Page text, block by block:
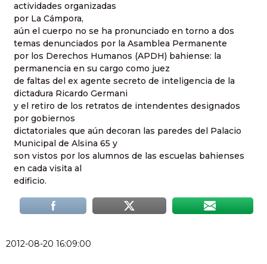
actividades organizadas
por La Cámpora,
aún el cuerpo no se ha pronunciado en torno a dos
temas denunciados por la Asamblea Permanente
por los Derechos Humanos (APDH) bahiense: la
permanencia en su cargo como juez
de faltas del ex agente secreto de inteligencia de la
dictadura Ricardo Germani
y el retiro de los retratos de intendentes designados
por gobiernos
dictatoriales que aún decoran las paredes del Palacio
Municipal de Alsina 65 y
son vistos por los alumnos de las escuelas bahienses
en cada visita al
edificio.
2012-08-20 16:09:00